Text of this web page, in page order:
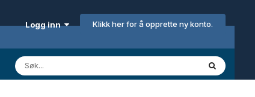
Logg inn Klikk her for å opprette ny konto.